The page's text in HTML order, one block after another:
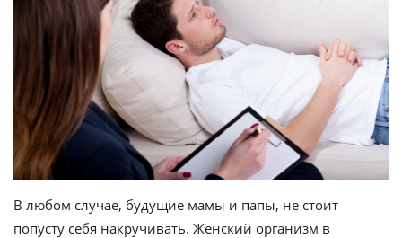
В любом случае, будущие мамы и папы, не стоит
попусту себя накручивать. Женский организм в